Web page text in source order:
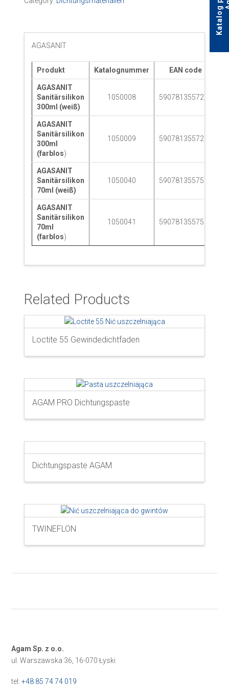
AGASANIT
Produkt Katalognummer EAN code
AGASANIT
Sanitärsilikon
300ml (weiß)
1050008 5907813557279
AGASANIT
Sanitärsilikon
300ml
(farblos)
1050009 5907813557286
AGASANIT
Sanitärsilikon
70ml (weiß)
1050040 5907813557576
AGASANIT
Sanitärsilikon
70ml
(farblos)
1050041 5907813557583
Related Products
Loctite 55 Gewindedichtfaden
AGAM PRO Dichtungspaste
Dichtungspaste AGAM
TWINEFLON
Agam Sp. z o.o.
ul. Warszawska 36, 16-070 Łyski
tel:+48 85 74 74 019